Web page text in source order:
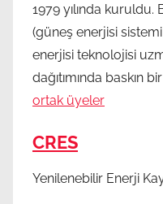
1979 yılında kuruldu.
(güneş enerjisi
enerjisi teknolojisi
dağıtımında baskın
ortak üyeler
CRES
Yenilenebilir Enerji